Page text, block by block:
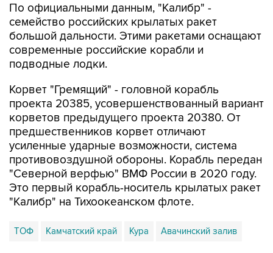
По официальными данным, "Калибр" -
семейство российских крылатых ракет
большой дальности. Этими ракетами оснащают
современные российские корабли и
подводные лодки.
Корвет "Гремящий" - головной корабль
проекта 20385, усовершенствованный вариант
корветов предыдущего проекта 20380. От
предшественников корвет отличают
усиленные ударные возможности, система
противовоздушной обороны. Корабль передан
"Северной верфью" ВМФ России в 2020 году.
Это первый корабль-носитель крылатых ракет
"Калибр" на Тихоокеанском флоте.
ТОФ Камчатский край Кура Авачинский залив